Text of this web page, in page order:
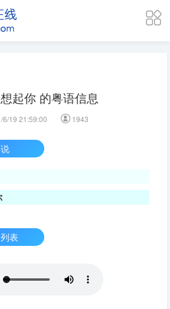
起你 的粤语信息
6/19 21:59:00 1943
表